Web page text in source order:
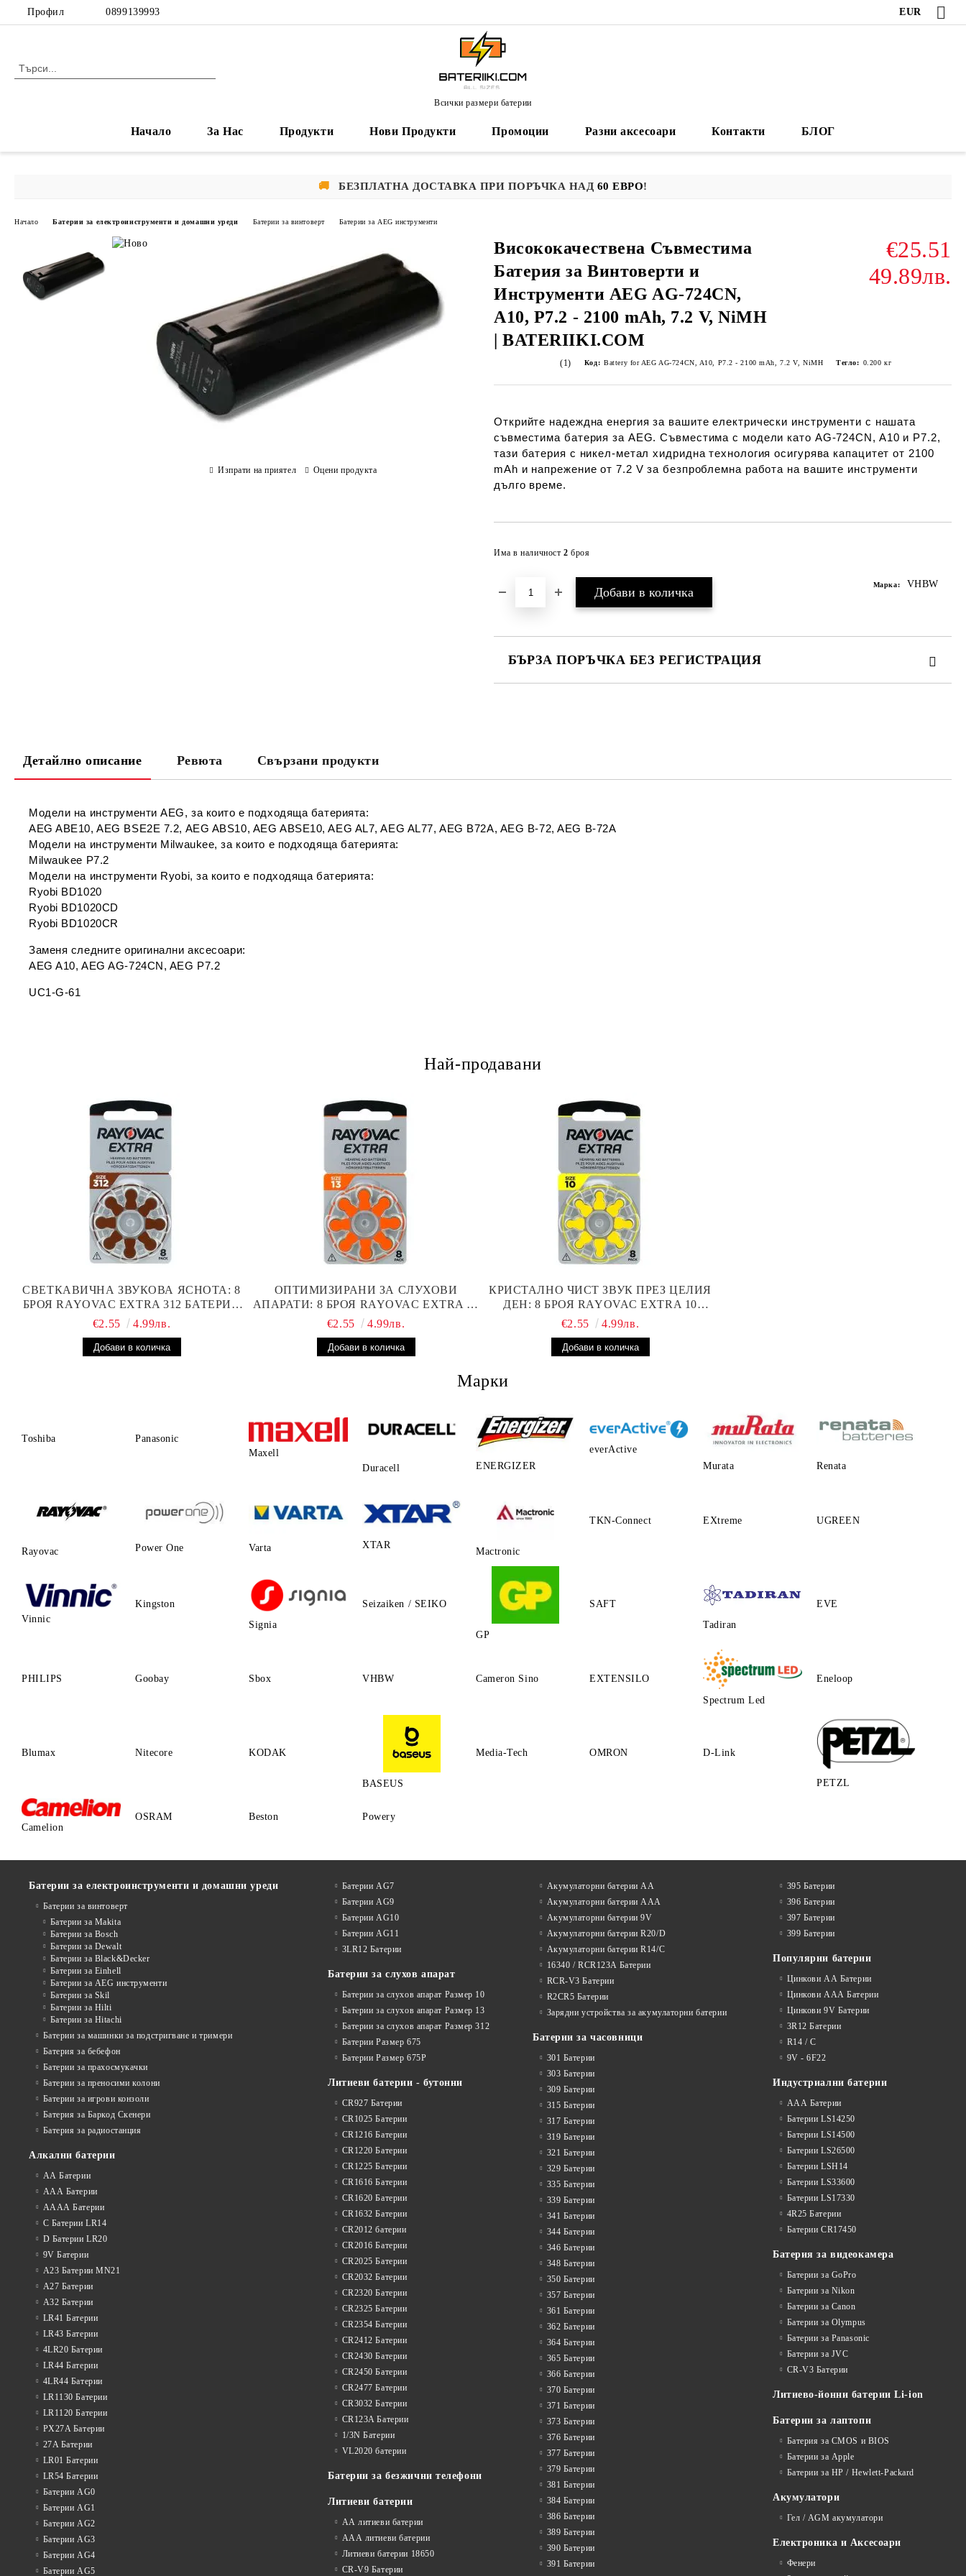
Профил 0899139993 EUR
Всички размери батерии
Начало За Нас Продукти Нови Продукти Промоции Разни аксесоари Контакти БЛОГ
🚚 БЕЗПЛАТНА ДОСТАВКА ПРИ ПОРЪЧКА НАД 60 ЕВРО!
Начало Батерии за електроинструменти и домашни уреди Батерии за винтоверт Батерии за AEG инструменти
Висококачествена Съвместима
Батерия за Винтоверти и
Инструменти AEG AG-724CN,
A10, P7.2 - 2100 mAh, 7.2 V, NiMH
| BATERIIKI.COM
€25.51
49.89лв.
(1) Код: Battery for AEG AG-724CN, A10, P7.2 - 2100 mAh, 7.2 V, NiMH Тегло: 0.200 кг
Открийте надеждна енергия за вашите електрически инструменти с нашата
съвместима батерия за AEG. Съвместима с модели като AG-724CN, A10 и P7.2,
тази батерия с никел-метал хидридна технология осигурява капацитет от 2100
mAh и напрежение от 7.2 V за безпроблемна работа на вашите инструменти
дълго време.
Има в наличност 2 броя
Марка: VHBW
БЪРЗА ПОРЪЧКА БЕЗ РЕГИСТРАЦИЯ
Изпрати на приятел Оцени продукта
Детайлно описание Ревюта Свързани продукти
Модели на инструменти AEG, за които е подходяща батерията:
AEG ABE10, AEG BSE2E 7.2, AEG ABS10, AEG ABSE10, AEG AL7, AEG AL77, AEG B72A, AEG B-72, AEG B-72A
Модели на инструменти Milwaukee, за които е подходяща батерията:
Milwaukee P7.2
Модели на инструменти Ryobi, за които е подходяща батерията:
Ryobi BD1020
Ryobi BD1020CD
Ryobi BD1020CR
Заменя следните оригинални аксесоари:
AEG A10, AEG AG-724CN, AEG P7.2
UC1-G-61
Най-продавани
СВЕТКАВИЧНА ЗВУКОВА ЯСНОТА: 8
БРОЯ RAYOVAC EXTRA 312 БАТЕРИИ
ЗА СЛУХОВ АПАРАТ С НАЙ-ДОБРАТА
€2.55 4.99лв.
ОПТИМИЗИРАНИ ЗА СЛУХОВИ
АПАРАТИ: 8 БРОЯ RAYOVAC EXTRA 13
БАТЕРИИ С ВИСОКА
€2.55 4.99лв.
КРИСТАЛНО ЧИСТ ЗВУК ПРЕЗ ЦЕЛИЯ
ДЕН: 8 БРОЯ RAYOVAC EXTRA 10
БАТЕРИИ ЗА СЛУХОВ АПАРАТ
€2.55 4.99лв.
Марки
Toshiba
Panasonic
Maxell
Duracell
ENERGIZER
everActive
Murata
Renata
Rayovac Power One Varta XTAR
Mactronic
TKN-Connect EXtreme UGREEN
Vinnic
Kingston
Signia
Seizaiken / SEIKO
GP
SAFT
Tadiran
EVE
PHILIPS Goobay Sbox VHBW Cameron Sino EXTENSILO
Spectrum Led
Eneloop
Blumax Nitecore KODAK
BASEUS
Media-Tech OMRON D-Link
PETZL
Camelion
OSRAM Beston Powery
Батерии за електроинструменти и домашни уреди
Батерии за винтоверт
Батерии за Makita
Батерии за Bosch
Батерии за Dewalt
Батерии за Black&Decker
Батерии за Einhell
Батерии за AEG инструменти
Батерии за Skil
Батерии за Hilti
Батерии за Hitachi
Батерии за машинки за подстригване и тримери
Батерия за бебефон
Батерии за прахосмукачки
Батерии за преносими колони
Батерии за игрови конзоли
Батерия за Баркод Скенери
Батерия за радиостанция
Алкални батерии
АА Батерии
ААА Батерии
АААА Батерии
C Батерии LR14
D Батерии LR20
9V Батерии
A23 Батерии MN21
A27 Батерии
A32 Батерии
LR41 Батерии
LR43 Батерии
4LR20 Батерии
LR44 Батерии
4LR44 Батерии
LR1130 Батерии
LR1120 Батерии
PX27A Батерии
27A Батерии
LR01 Батерии
LR54 Батерии
Батерии AG0
Батерии AG1
Батерии AG2
Батерии AG3
Батерии AG4
Батерии AG5
Батерии AG7
Батерии AG9
Батерии AG10
Батерии AG11
3LR12 Батерии
Батерии за слухов апарат
Батерии за слухов апарат Размер 10
Батерии за слухов апарат Размер 13
Батерии за слухов апарат Размер 312
Батерии Размер 675
Батерии Размер 675P
Литиеви батерии - бутонни
CR927 Батерии
CR1025 Батерии
CR1216 Батерии
CR1220 Батерии
CR1225 Батерии
CR1616 Батерии
CR1620 Батерии
CR1632 Батерии
CR2012 батерии
CR2016 Батерии
CR2025 Батерии
CR2032 Батерии
CR2320 Батерии
CR2325 Батерии
CR2354 Батерии
CR2412 Батерии
CR2430 Батерии
CR2450 Батерии
CR2477 Батерии
CR3032 Батерии
CR123A Батерии
1/3N Батерии
VL2020 батерии
Батерии за безжични телефони
Литиеви батерии
АА литиеви батерии
ААА литиеви батерии
Литиеви батерии 18650
CR-V9 Батерии
Акумулаторни батерии АА
Акумулаторни батерии AAA
Акумулаторни батерии 9V
Акумулаторни батерии R20/D
Акумулаторни батерии R14/C
16340 / RCR123A Батерии
RCR-V3 Батерии
R2CR5 Батерии
Зарядни устройства за акумулаторни батерии
Батерии за часовници
301 Батерии
303 Батерии
309 Батерии
315 Батерии
317 Батерии
319 Батерии
321 Батерии
329 Батерии
335 Батерии
339 Батерии
341 Батерии
344 Батерии
346 Батерии
348 Батерии
350 Батерии
357 Батерии
361 Батерии
362 Батерии
364 Батерии
365 Батерии
366 Батерии
370 Батерии
371 Батерии
373 Батерии
376 Батерии
377 Батерии
379 Батерии
381 Батерии
384 Батерии
386 Батерии
389 Батерии
390 Батерии
391 Батерии
395 Батерии
396 Батерии
397 Батерии
399 Батерии
Популярни батерии
Цинкови АА Батерии
Цинкови ААА Батерии
Цинкови 9V Батерии
3R12 Батерии
R14 / C
9V - 6F22
Индустриални батерии
ААА Батерии
Батерии LS14250
Батерии LS14500
Батерии LS26500
Батерии LSH14
Батерии LS33600
Батерии LS17330
4R25 Батерии
Батерии CR17450
Батерия за видеокамера
Батерии за GoPro
Батерии за Nikon
Батерии за Canon
Батерии за Olympus
Батерии за Panasonic
Батерии за JVC
CR-V3 Батерии
Литиево-йонни батерии Li-ion
Батерии за лаптопи
Батерия за CMOS и BIOS
Батерии за Apple
Батерии за HP / Hewlett-Packard
Акумулатори
Гел / AGM акумулатори
Електроника и Аксесоари
Фенери